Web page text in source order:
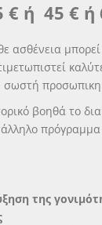
€ ή 45 € ή
ασθένεια
σωστή
βοηθά το
της